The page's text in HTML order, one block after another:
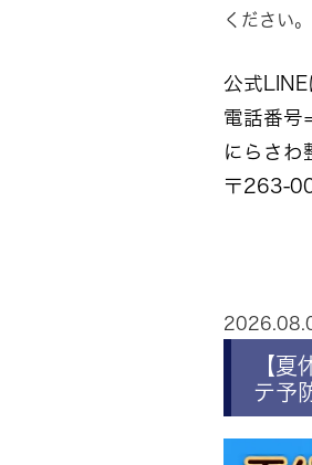
ください。
公式
電話番
にらさわ
〒263-
【
テ予